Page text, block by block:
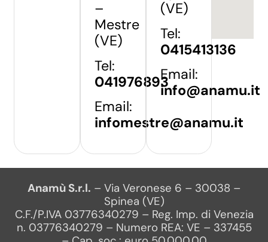
–
Mestre
(VE)
Tel:
041976893
Email:
infomestre@anamu.it
(VE)
Tel:
0415413136
Email:
info@anamu.it
Anamù S.r.l. – Via Veronese 6 – 30038 –
Spinea (VE)
C.F./P.IVA 03776340279 – Reg. Imp. di Venezia
n. 03776340279 – Numero REA: VE – 337455